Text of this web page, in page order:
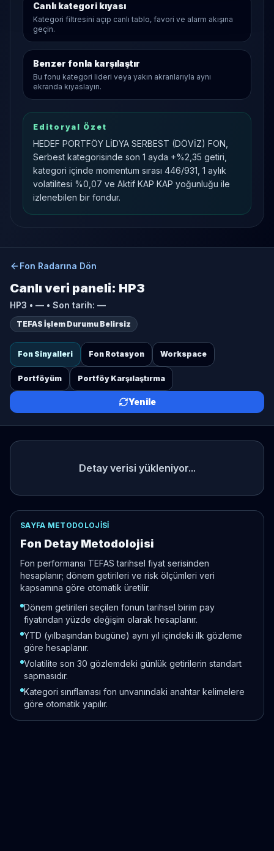
Canlı kategori kıyası
Kategori filtresini açıp canlı tablo, favori ve alarm akışına
geçin.
Benzer fonla karşılaştır
Bu fonu kategori lideri veya yakın akranlarıyla aynı
ekranda kıyaslayın.
Editoryal Özet
HEDEF PORTFÖY LİDYA SERBEST (DÖVİZ) FON,
Serbest kategorisinde son 1 ayda +%2,35 getiri,
kategori içinde momentum sırası 446/931, 1 aylık
volatilitesi %0,07 ve Aktif KAP KAP yoğunluğu ile
izlenebilen bir fondur.
Fon Radarına Dön
Canlı veri paneli: HP3
HP3 • — • Son tarih: —
TEFAS İşlem Durumu Belirsiz
Fon Sinyalleri Fon Rotasyon Workspace
Portföyüm Portföy Karşılaştırma
Yenile
Detay verisi yükleniyor...
SAYFA METODOLOJISI
Fon Detay Metodolojisi
Fon performansı TEFAS tarihsel fiyat serisinden
hesaplanır; dönem getirileri ve risk ölçümleri veri
kapsamına göre otomatik üretilir.
Dönem getirileri seçilen fonun tarihsel birim pay
fiyatından yüzde değişim olarak hesaplanır.
YTD (yılbaşından bugüne) aynı yıl içindeki ilk gözleme
göre hesaplanır.
Volatilite son 30 gözlemdeki günlük getirilerin standart
sapmasıdır.
Kategori sınıflaması fon unvanındaki anahtar kelimelere
göre otomatik yapılır.